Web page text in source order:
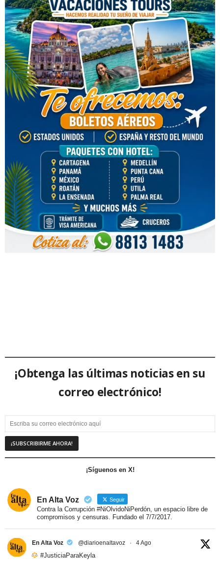
¡Obtenga las últimas noticias en su
correo electrónico!
¡Síguenos en X!
En Alta Voz Seguir
Contra la Corrupción #NiOlvidoNiPerdón, un espacio libre de
compromisos y censuras. Fundado el 7/7/2017.
En Alta Voz @diarioenaltavoz · 4 Ago
#JusticiaParaKeyla